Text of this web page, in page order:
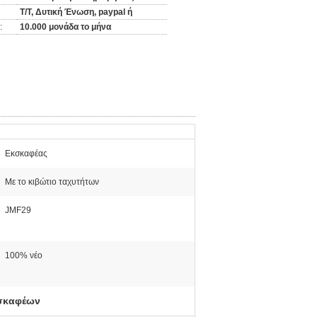
T/T, Δυτική Ένωση, paypal ή
10.000 μονάδα το μήνα
Εκσκαφέας
Με το κιβώτιο ταχυτήτων
JMF29
100% νέο